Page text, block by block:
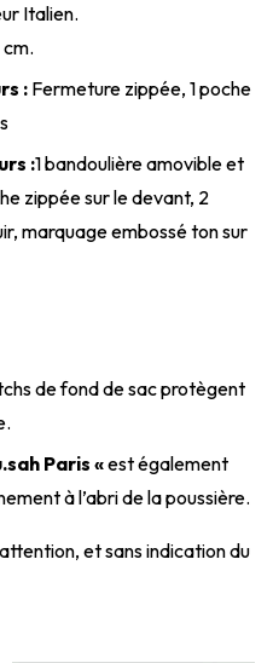
Italien.
:Fermeture zippée, 1 poche
:1 bandoulière amovible et
zippée sur le devant, 2
marquage embossé ton sur
de fond de sac protègent
Paris «est également
à l’abri de la poussière.
et sans indication du